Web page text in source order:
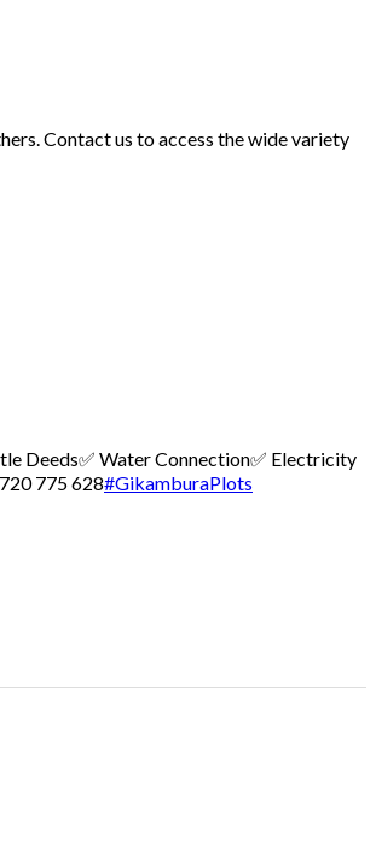
Contact us to access the wide variety
Deeds✅ Water Connection✅ Electricity
775 628#GikamburaPlots